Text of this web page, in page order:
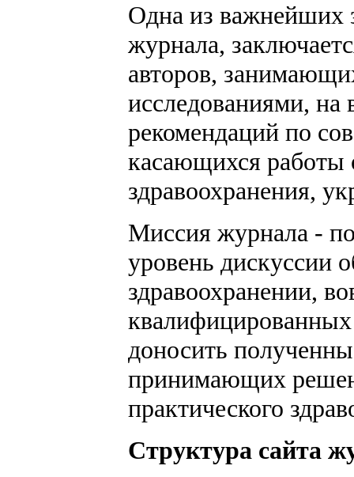
Одна из важнейших
журнала,
авторов,
исследованиями,
рекомендаций по
касающихся работы
здравоохранения,
Миссия журнала -
уровень дискуссии
здравоохранении,
квалифицированных
доносить
принимающих
практического
Структура сайта